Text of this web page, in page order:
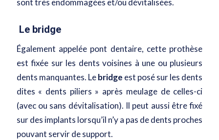
Le bridge
Également appelée pont dentaire, cette prothèse
est fixée sur les dents voisines à une ou plusieurs
dents manquantes. Lebridge est posé sur les dents
dites « dents piliers » après meulage de celles-ci
(avec ou sans dévitalisation). Il peut aussi être fixé
sur des implants lorsqu’il n’y a pas de dents proches
pouvant servir de support.